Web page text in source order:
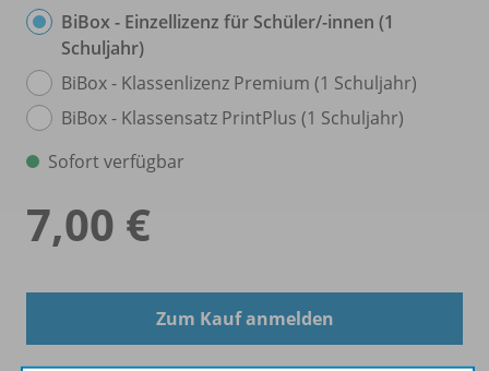
BiBox - Einzellizenz für Schüler/-innen (1
Schuljahr)
BiBox - Klassenlizenz Premium (1 Schuljahr)
BiBox - Klassensatz PrintPlus (1 Schuljahr)
Sofort verfügbar
7,00 €
Zum Kauf anmelden